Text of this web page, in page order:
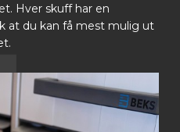
Hver skuff har en
at du kan få mest mulig ut